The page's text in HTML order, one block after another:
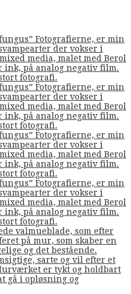
Fotografierne, er min
der vokser i
media, malet med Berol
på analog negativ film.
fotografi.
Fotografierne, er min
der vokser i
media, malet med Berol
på analog negativ film.
fotografi.
Fotografierne, er min
der vokser i
media, malet med Berol
på analog negativ film.
fotografi.
Fotografierne, er min
der vokser i
media, malet med Berol
på analog negativ film.
fotografi.
valmueblade, som efter
på mur, som skaber en
og det bestående.
sarte og vil efter et
er tykt og holdbart
gå i opløsning og